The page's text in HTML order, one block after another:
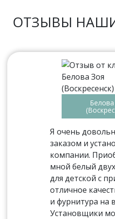
ОТЗЫВЫ
Я очень
заказом и
компании.
мной белый
для детской с
отличное
и фурнитура на
Установщики